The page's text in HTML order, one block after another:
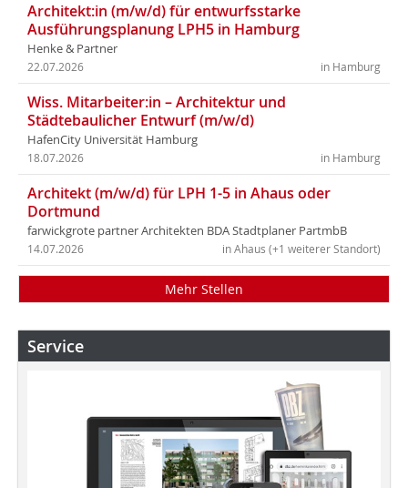
Architekt:in (m/w/d) für entwurfsstarke
Ausführungsplanung LPH5 in Hamburg
Henke & Partner
in Hamburg
22.07.2026
Wiss. Mitarbeiter:in – Architektur und
Städtebaulicher Entwurf (m/w/d)
HafenCity Universität Hamburg
in Hamburg
18.07.2026
Architekt (m/w/d) für LPH 1-5 in Ahaus oder
Dortmund
farwickgrote partner Architekten BDA Stadtplaner PartmbB
in Ahaus (+1 weiterer Standort)
14.07.2026
Mehr Stellen
Service